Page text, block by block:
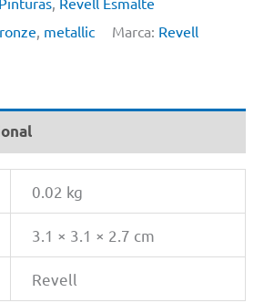
, metallic Marca: Revell
0.02 kg
3.1 × 3.1 × 2.7 cm
Revell